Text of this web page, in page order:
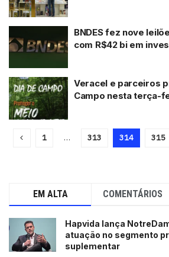
BNDES fez nove
com R$42 bi em
Veracel e parceiros
Campo nesta terça-
1 … 313 314 315
EM ALTA COMENTÁRIOS
Hapvida lança
atuação no segmento
suplementar